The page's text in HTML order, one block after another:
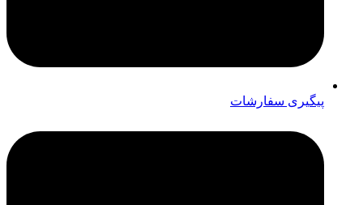
پیگیری سفارشات